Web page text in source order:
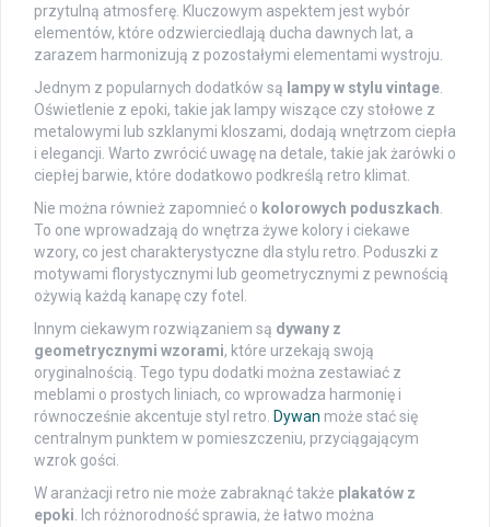
przytulną atmosferę. Kluczowym aspektem jest wybór
elementów, które odzwierciedlają ducha dawnych lat, a
zarazem harmonizują z pozostałymi elementami wystroju.
Jednym z popularnych dodatków są lampy w stylu vintage.
Oświetlenie z epoki, takie jak lampy wiszące czy stołowe z
metalowymi lub szklanymi kloszami, dodają wnętrzom ciepła
i elegancji. Warto zwrócić uwagę na detale, takie jak żarówki o
ciepłej barwie, które dodatkowo podkreślą retro klimat.
Nie można również zapomnieć o kolorowych poduszkach.
To one wprowadzają do wnętrza żywe kolory i ciekawe
wzory, co jest charakterystyczne dla stylu retro. Poduszki z
motywami florystycznymi lub geometrycznymi z pewnością
ożywią każdą kanapę czy fotel.
Innym ciekawym rozwiązaniem są dywany z
geometrycznymi wzorami, które urzekają swoją
oryginalnością. Tego typu dodatki można zestawiać z
meblami o prostych liniach, co wprowadza harmonię i
równocześnie akcentuje styl retro. Dywan może stać się
centralnym punktem w pomieszczeniu, przyciągającym
wzrok gości.
W aranżacji retro nie może zabraknąć także plakatów z
epoki. Ich różnorodność sprawia, że łatwo można